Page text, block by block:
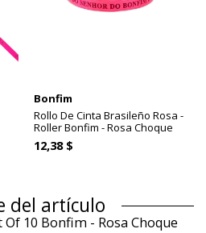
Bonfim
Rollo De Cinta Brasileño Rosa -
Roller Bonfim - Rosa Choque
12,38 $
del artículo
10 Bonfim - Rosa Choque